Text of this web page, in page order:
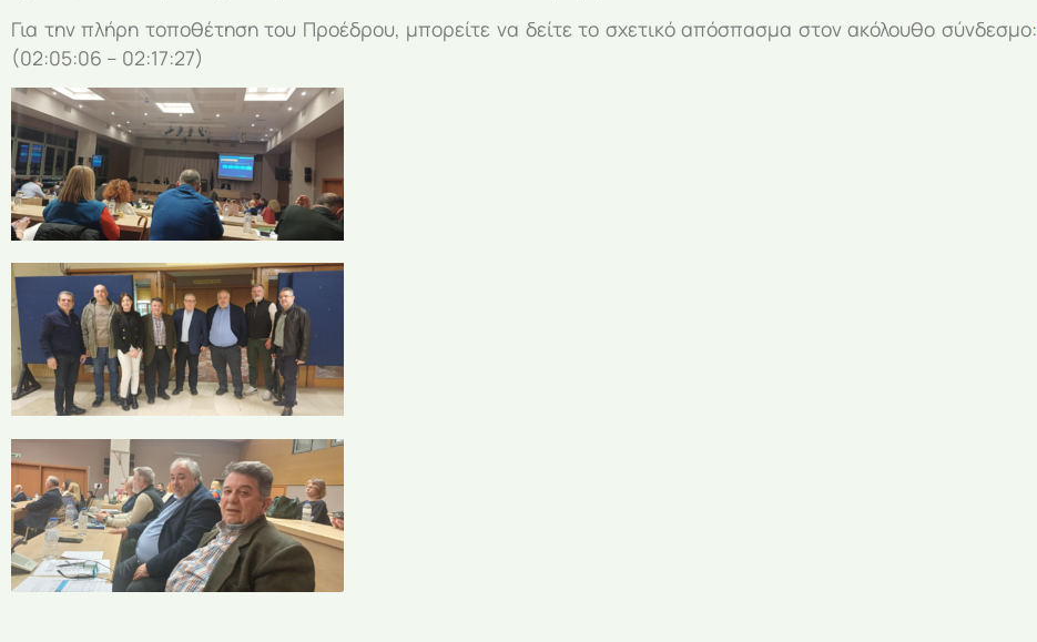
Για την πλήρη τοποθέτηση του Προέδρου, μπορείτε να δείτε το σχετικό απόσπασμα στον ακόλουθο σύνδεσμο:
(02:05:06 – 02:17:27)